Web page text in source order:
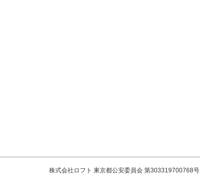
株式会社ロフト 東京都公安委員会 第303319700768号